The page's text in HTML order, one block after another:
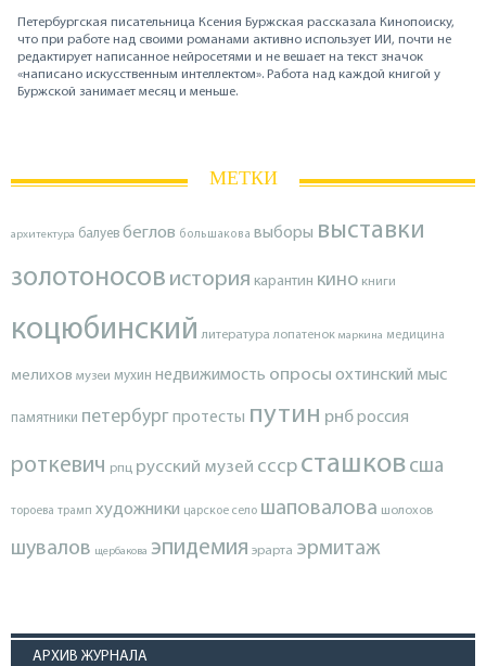
Петербургская писательница Ксения Буржская рассказала Кинопоиску,
что при работе над своими романами активно использует ИИ, почти не
редактирует написанное нейросетями и не вешает на текст значок
«написано искусственным интеллектом». Работа над каждой книгой у
Буржской занимает месяц и меньше.
МЕТКИ
архитектура балуев беглов большакова выборы выставки
золотоносов история карантин кино книги
коцюбинский литература лопатенок маркина медицина
мелихов музеи мухин недвижимость опросы охтинский мыс
памятники петербургпротесты путин рнброссия
роткевич рпц русский музей ссср сташков сша
тороева трамп художники царское село шаповалова шолохов
шувалов щербакова эпидемия эрарта эрмитаж
АРХИВ ЖУРНАЛА